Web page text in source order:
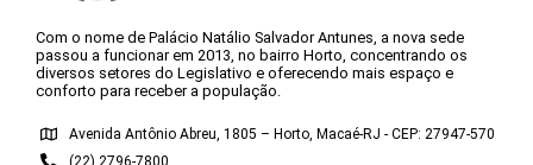
Com o nome de Palácio Natálio Salvador Antunes, a nova sede
passou a funcionar em 2013, no bairro Horto, concentrando os
diversos setores do Legislativo e oferecendo mais espaço e
conforto para receber a população.
Avenida Antônio Abreu, 1805 – Horto, Macaé-RJ - CEP: 27947-570
(22) 2796-7800